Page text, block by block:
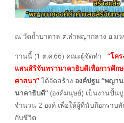
ณ วัดถ้ำบาดาล ต.ลำพญากลาง อ.มว
วานนี้ (1 ต.ค.66) คณะผู้จัดทำ “โค
แสนสิริจันทรานาคาธิบดีเพื่อการศึก
ศาสนา” ได้จัดสร้าง องค์ปฐม “พญา
นาคาธิบดี” (องค์มนุษย์) เป็นงานปั้น
จำนวน 2 องค์ เพื่อให้ผู้ที่นับถือกราบ
กับชีวิต